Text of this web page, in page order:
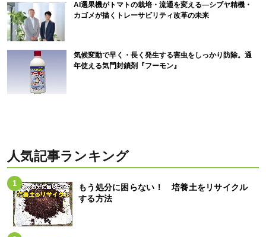
AI選果機がトマトの栽培・流通を変える―シブヤ精機・
カゴメが描くトレーサビリティ改革の未来
気候変動で早く・長く発生する害虫をしっかり防除。通
年使える気門封鎖剤『フーモン』
人気記事ランキング
もう処分に困らない！ 培養土をリサイクル
する方法